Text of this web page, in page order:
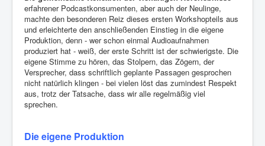
erfahrener Podcastkonsumenten, aber auch der Neulinge,
machte den besonderen Reiz dieses ersten Workshopteils aus
und erleichterte den anschließenden Einstieg in die eigene
Produktion, denn - wer schon einmal Audioaufnahmen
produziert hat - weiß, der erste Schritt ist der schwierigste. Die
eigene Stimme zu hören, das Stolpern, das Zögern, der
Versprecher, dass schriftlich geplante Passagen gesprochen
nicht natürlich klingen - bei vielen löst das zumindest Respekt
aus, trotz der Tatsache, dass wir alle regelmäßig viel
sprechen.
Die eigene Produktion